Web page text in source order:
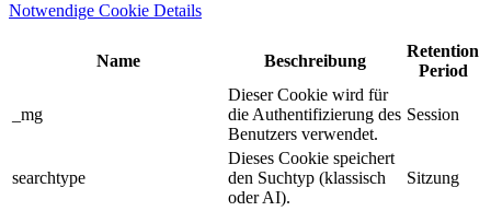
Notwendige Cookie Details
Name Beschreibung
Retention
Period
_mg
Dieser Cookie wird für
die Authentifizierung des
Benutzers verwendet.
Session
searchtype
Dieses Cookie speichert
den Suchtyp (klassisch
oder AI).
Sitzung